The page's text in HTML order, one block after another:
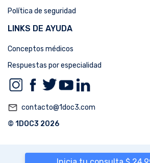
Política de seguridad
LINKS DE AYUDA
Conceptos médicos
Respuestas por especialidad
mail_outline contacto@1doc3.com
© 1DOC3 2026